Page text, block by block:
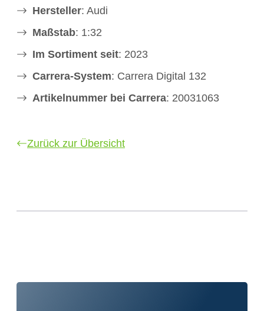
Hersteller: Audi
Maßstab: 1:32
Im Sortiment seit: 2023
Carrera-System: Carrera Digital 132
Artikelnummer bei Carrera: 20031063
Zurück zur Übersicht